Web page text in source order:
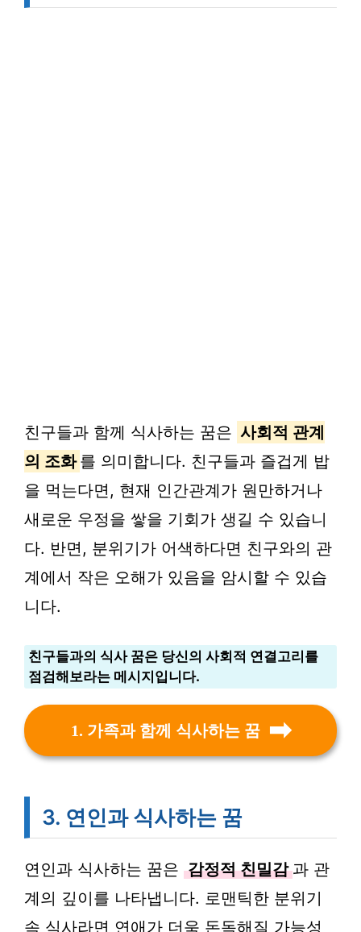
친구들과 함께 식사하는 꿈은 사회적 관계
의 조화 를 의미합니다. 친구들과 즐겁게 밥
을 먹는다면, 현재 인간관계가 원만하거나
새로운 우정을 쌓을 기회가 생길 수 있습니
다. 반면, 분위기가 어색하다면 친구와의 관
계에서 작은 오해가 있음을 암시할 수 있습
니다.
친구들과의 식사 꿈은 당신의 사회적 연결고리를
점검해보라는 메시지입니다.
1. 가족과 함께 식사하는 꿈
3. 연인과 식사하는 꿈
연인과 식사하는 꿈은 감정적 친밀감 과 관
계의 깊이를 나타냅니다. 로맨틱한 분위기
속 식사라면 연애가 더욱 돈독해질 가능성